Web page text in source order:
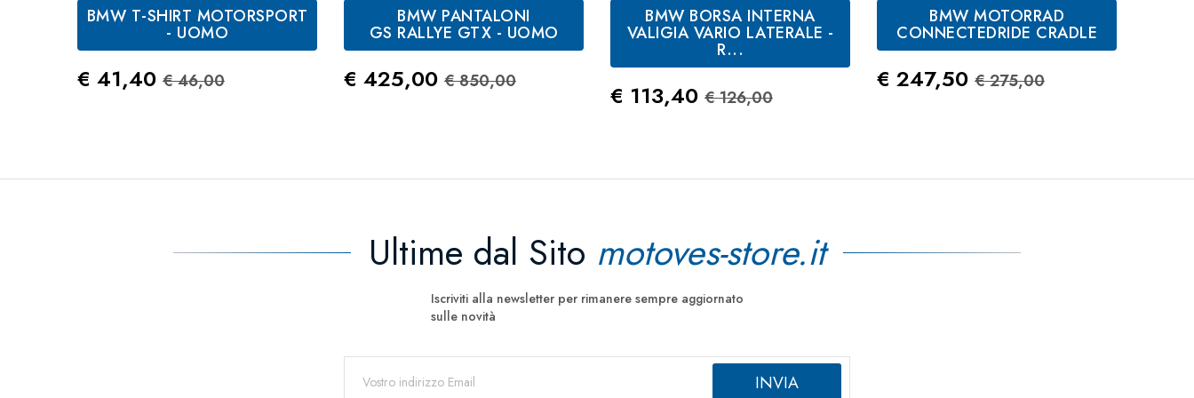
Bianco Nero
BMW T-SHIRT MOTORSPORT
- UOMO
Prezzo
€ 41,40 Prezzo Standard
€ 46,00
Blu
Notte
BMW PANTALONI
GS RALLYE GTX - UOMO
Prezzo
€ 425,00 Prezzo Standard
€ 850,00
BMW BORSA INTERNA
VALIGIA VARIO LATERALE -
R...
Prezzo
€ 113,40 Prezzo Standard
€ 126,00
BMW MOTORRAD
CONNECTEDRIDE CRADLE
Prezzo
€ 247,50 Prezzo Standard
€ 275,00
Ultime dal Sito motoves-store.it
Iscriviti alla newsletter per rimanere sempre aggiornato
sulle novità